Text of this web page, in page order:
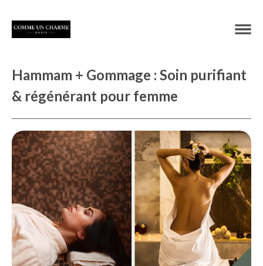
Hammam + Gommage : Soin purifiant
& régénérant pour femme